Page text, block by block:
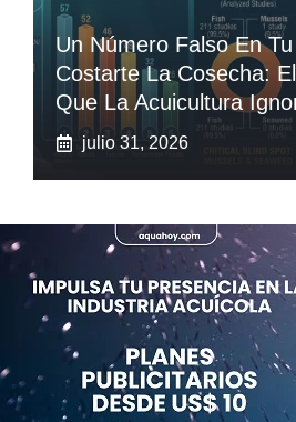
Un Número Falso En
Costarte La Cosecha:
Que La Acuicultura
julio 31, 2026